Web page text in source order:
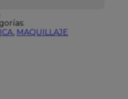
, MAQUILLAJE